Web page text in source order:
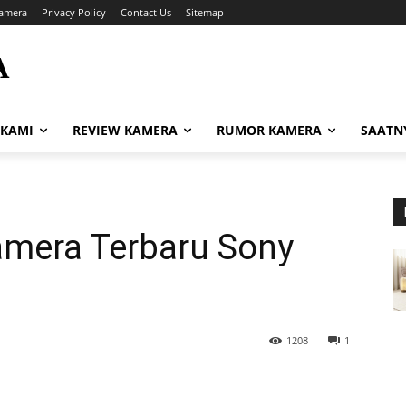
Privacy Policy Contact Us Sitemap
REVIEW KAMERA RUMOR KAMERA
Terbaru Sony
1
1208